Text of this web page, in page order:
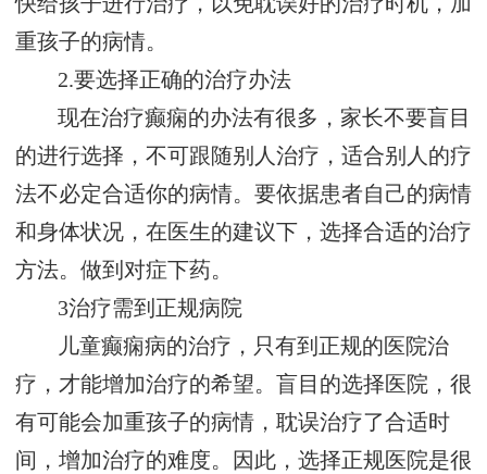
重孩子的病情。
2.要选择正确的治疗办法
现在治疗癫痫的办法有很多，家长不要盲目
的进行选择，不可跟随别人治疗，适合别人的疗
法不必定合适你的病情。要依据患者自己的病情
和身体状况，在医生的建议下，选择合适的治疗
方法。做到对症下药。
3治疗需到正规病院
儿童癫痫病的治疗，只有到正规的医院治
疗，才能增加治疗的希望。盲目的选择医院，很
有可能会加重孩子的病情，耽误治疗了合适时
间，增加治疗的难度。因此，选择正规医院是很